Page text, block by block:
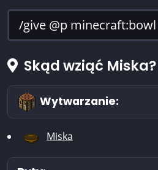
Skąd wziąć Miska?
Wytwarzanie:
Miska